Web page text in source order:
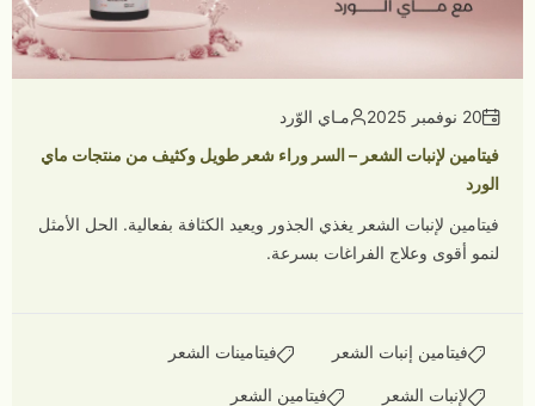
20 نوفمبر 2025
مـاي الوّرد
فيتامين لإنبات الشعر – السر وراء شعر طويل وكثيف من منتجات ماي
الورد
فيتامين لإنبات الشعر يغذي الجذور ويعيد الكثافة بفعالية. الحل الأمثل
لنمو أقوى وعلاج الفراغات بسرعة.
فيتامين إنبات الشعر فيتامينات الشعر
لإنبات الشعر فيتامين الشعر